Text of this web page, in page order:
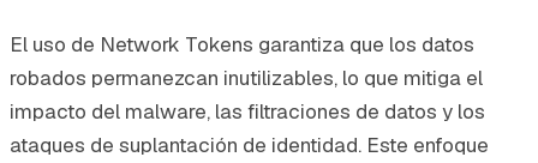
El uso de Network Tokens garantiza que los datos
robados permanezcan inutilizables, lo que mitiga el
impacto del malware, las filtraciones de datos y los
ataques de suplantación de identidad. Este enfoque